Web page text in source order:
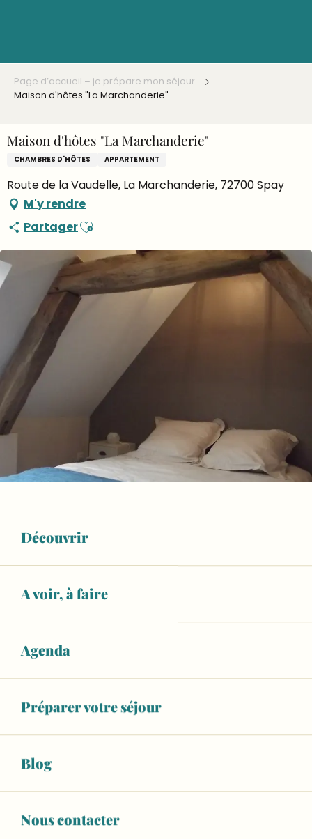
Découvrir
A voir, à faire
Agenda
Préparer votre séjour
Blog
Nous contacter
Page d’accueil – je prépare mon séjour
Maison d'hôtes "La Marchanderie"
Maison d'hôtes "La Marchanderie"
CHAMBRES D'HÔTES APPARTEMENT
Route de la Vaudelle, La Marchanderie, 72700 Spay
M'y rendre
PartagerAjouter aux favoris
Ouverture et coordonnées
WiFi Animaux acceptés